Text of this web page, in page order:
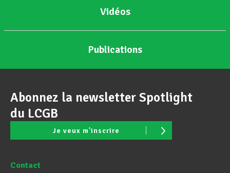
Vidéos
Publications
Abonnez la newsletter Spotlight
du LCGB
Je veux m'inscrire
Contact